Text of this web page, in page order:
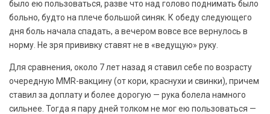
было ею пользоваться, разве что над голово поднимать было
больно, будто на плече большой синяк. К обеду следующего
дня боль начала спадать, а вечером вовсе все вернулось в
норму. Не зря прививку ставят не в «ведущую» руку.
Для сравнения, около 7 лет назад я ставил себе по возрасту
очередную MMR-вакцину (от кори, краснухи и свинки), причем
ставил за доплату и более дорогую — рука болела намного
сильнее. Тогда я пару дней толком не мог ею пользоваться —